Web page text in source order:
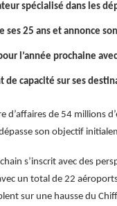
spécialisé dans les
ses 25 ans et annonce
l’année prochaine
de capacité sur ses
d’affaires de 54 millions
son objectif
s’inscrit avec des
un total de 22
sur une hausse du